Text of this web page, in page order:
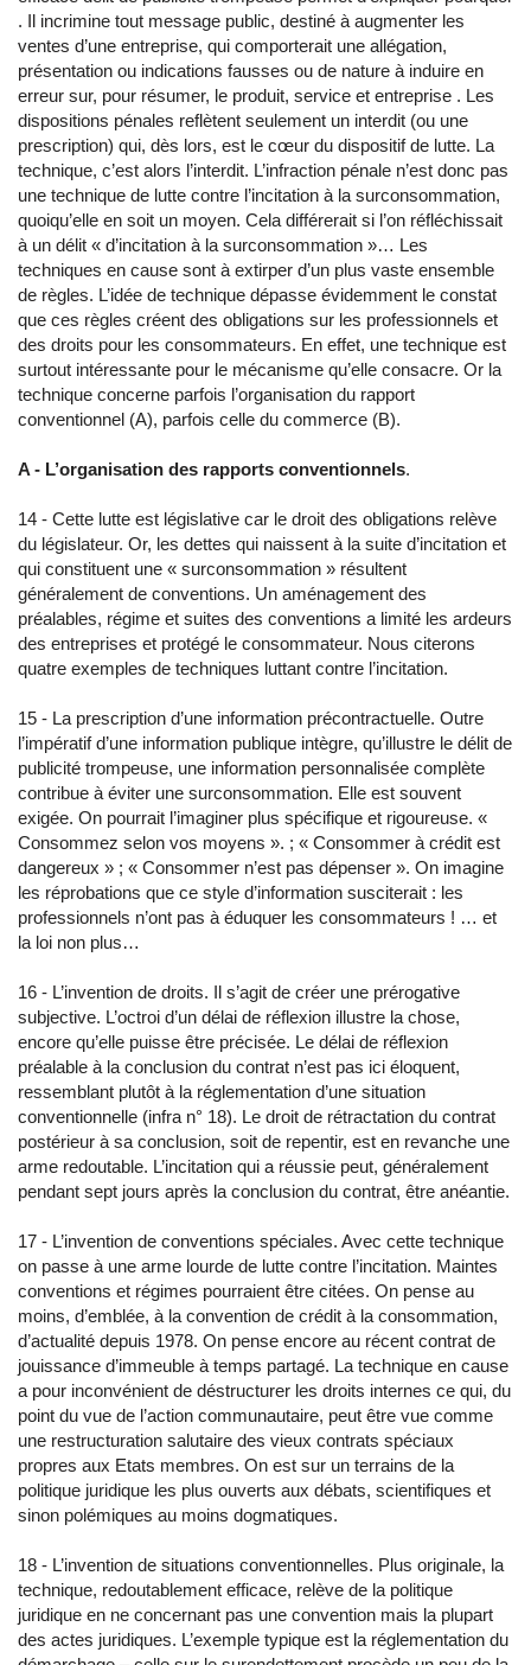
. Il incrimine tout message public, destiné à augmenter les
ventes d’une entreprise, qui comporterait une allégation,
présentation ou indications fausses ou de nature à induire en
erreur sur, pour résumer, le produit, service et entreprise . Les
dispositions pénales reflètent seulement un interdit (ou une
prescription) qui, dès lors, est le cœur du dispositif de lutte. La
technique, c’est alors l’interdit. L’infraction pénale n’est donc pas
une technique de lutte contre l’incitation à la surconsommation,
quoiqu’elle en soit un moyen. Cela différerait si l’on réfléchissait
à un délit « d’incitation à la surconsommation »… Les
techniques en cause sont à extirper d’un plus vaste ensemble
de règles. L’idée de technique dépasse évidemment le constat
que ces règles créent des obligations sur les professionnels et
des droits pour les consommateurs. En effet, une technique est
surtout intéressante pour le mécanisme qu’elle consacre. Or la
technique concerne parfois l’organisation du rapport
conventionnel (A), parfois celle du commerce (B).
A - L’organisation des rapports conventionnels.
14 - Cette lutte est législative car le droit des obligations relève
du législateur. Or, les dettes qui naissent à la suite d’incitation et
qui constituent une « surconsommation » résultent
généralement de conventions. Un aménagement des
préalables, régime et suites des conventions a limité les ardeurs
des entreprises et protégé le consommateur. Nous citerons
quatre exemples de techniques luttant contre l’incitation.
15 - La prescription d’une information précontractuelle. Outre
l’impératif d’une information publique intègre, qu’illustre le délit de
publicité trompeuse, une information personnalisée complète
contribue à éviter une surconsommation. Elle est souvent
exigée. On pourrait l’imaginer plus spécifique et rigoureuse. «
Consommez selon vos moyens ». ; « Consommer à crédit est
dangereux » ; « Consommer n’est pas dépenser ». On imagine
les réprobations que ce style d’information susciterait : les
professionnels n’ont pas à éduquer les consommateurs ! … et
la loi non plus…
16 - L’invention de droits. Il s’agit de créer une prérogative
subjective. L’octroi d’un délai de réflexion illustre la chose,
encore qu’elle puisse être précisée. Le délai de réflexion
préalable à la conclusion du contrat n’est pas ici éloquent,
ressemblant plutôt à la réglementation d’une situation
conventionnelle (infra n° 18). Le droit de rétractation du contrat
postérieur à sa conclusion, soit de repentir, est en revanche une
arme redoutable. L’incitation qui a réussie peut, généralement
pendant sept jours après la conclusion du contrat, être anéantie.
17 - L’invention de conventions spéciales. Avec cette technique
on passe à une arme lourde de lutte contre l’incitation. Maintes
conventions et régimes pourraient être citées. On pense au
moins, d’emblée, à la convention de crédit à la consommation,
d’actualité depuis 1978. On pense encore au récent contrat de
jouissance d’immeuble à temps partagé. La technique en cause
a pour inconvénient de déstructurer les droits internes ce qui, du
point du vue de l’action communautaire, peut être vue comme
une restructuration salutaire des vieux contrats spéciaux
propres aux Etats membres. On est sur un terrains de la
politique juridique les plus ouverts aux débats, scientifiques et
sinon polémiques au moins dogmatiques.
18 - L’invention de situations conventionnelles. Plus originale, la
technique, redoutablement efficace, relève de la politique
juridique en ne concernant pas une convention mais la plupart
des actes juridiques. L’exemple typique est la réglementation du